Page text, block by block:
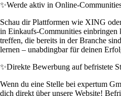
✨Werde aktiv in Online-
Schau dir Plattformen wie XING
in Einkaufs-Communities einbringen
treffen, die bereits in der Branche
lernen – unabdingbar für deinen
✨Direkte Bewerbung auf befristete
Wenn du eine Stelle bei expertum
dich direkt über unsere Website!